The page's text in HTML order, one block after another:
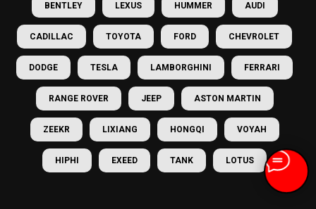
BENTLEY LEXUS HUMMER AUDI
CADILLAC TOYOTA FORD CHEVROLET
DODGE TESLA LAMBORGHINI FERRARI
RANGE ROVER JEEP ASTON MARTIN
ZEEKR LIXIANG HONGQI VOYAH
HIPHI EXEED TANK LOTUS